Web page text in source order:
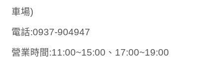
車場)
電話:0937-904947
營業時間:11:00~15:00、17:00~19:00